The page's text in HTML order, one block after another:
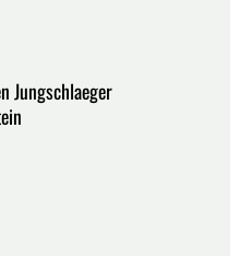
Jungschlaeger